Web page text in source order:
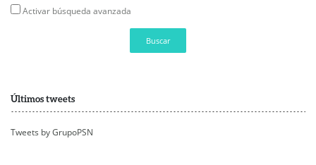
Activar búsqueda avanzada
Buscar
Últimos tweets
Tweets by GrupoPSN